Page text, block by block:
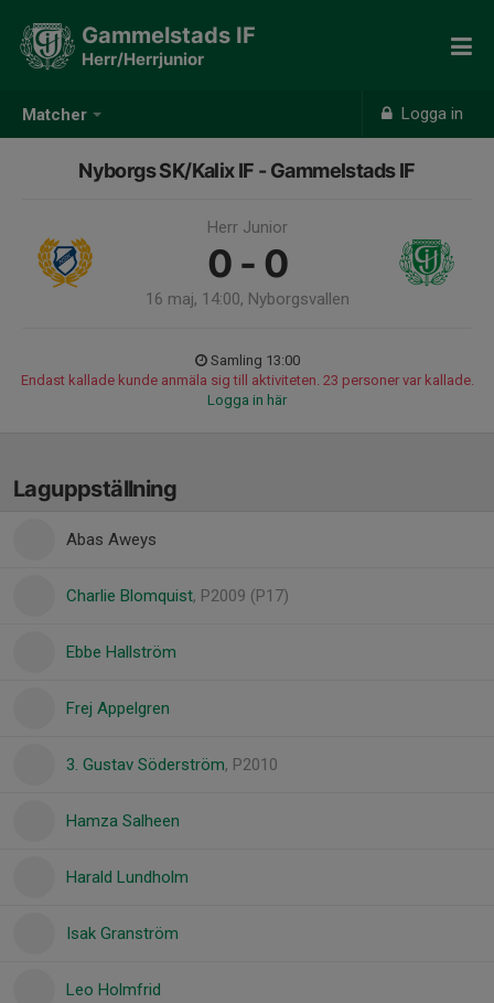
Matcher Logga in
Gammelstads IF
Herr/Herrjunior
Nyborgs SK/Kalix IF - Gammelstads IF
Herr Junior
0 - 0
16 maj, 14:00, Nyborgsvallen
Samling 13:00
Endast kallade kunde anmäla sig till aktiviteten. 23 personer var kallade.
Logga in här
Laguppställning
Abas Aweys
Charlie Blomquist, P2009 (P17)
Ebbe Hallström
Frej Appelgren
3. Gustav Söderström, P2010
Hamza Salheen
Harald Lundholm
Isak Granström
Leo Holmfrid